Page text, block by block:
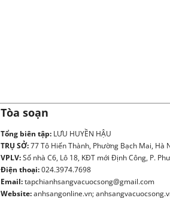
Tòa soạn
Tổng biên tập: LƯU HUYỀN HẬU
TRỤ SỞ:77 Tô Hiến Thành, Phường Bạch Mai, Hà
VPLV:Số nhà C6, Lô 18, KĐT mới Định Công, P.
Điện thoại:024.3974.7698
Email:tapchianhsangvacuocsong@gmail.com
Website:anhsangonline.vn;